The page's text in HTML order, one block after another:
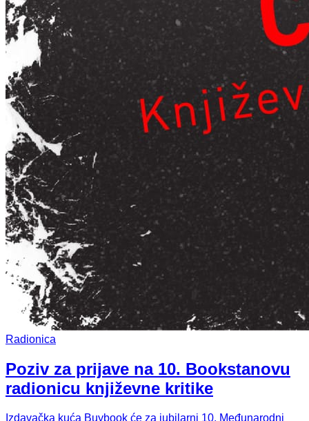
Radionica
Poziv za prijave na 10. Bookstanovu
radionicu književne kritike
Izdavačka kuća Buybook će za jubilarni 10. Međunarodni